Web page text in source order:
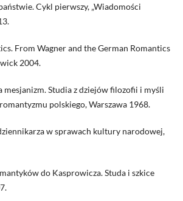
Cykl pierwszy, „Wiadomości
From Wagner and the German Romantics
2004.
mesjanizm. Studia z dziejów filozofii i myśli
polskiego, Warszawa 1968.
w sprawach kultury narodowej,
do Kasprowicza. Studa i szkice